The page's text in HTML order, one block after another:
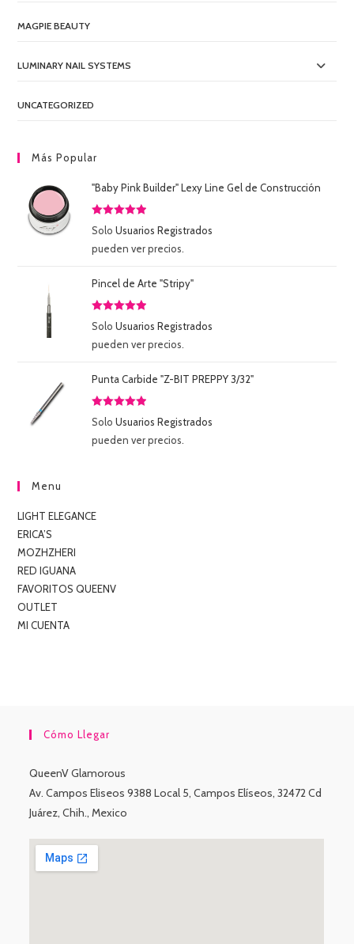
MAGPIE BEAUTY
LUMINARY NAIL SYSTEMS
UNCATEGORIZED
Más Popular
"Baby Pink Builder" Lexy Line Gel de Construcción
Valorado
5
SoloUsuarios Registrados
pueden ver precios.
Pincel de Arte "Stripy"
Valorado
5
SoloUsuarios Registrados
pueden ver precios.
Punta Carbide "Z-BIT PREPPY 3/32"
Valorado
5
SoloUsuarios Registrados
pueden ver precios.
Menu
LIGHT ELEGANCE
ERICA’S
MOZHZHERI
RED IGUANA
FAVORITOS QUEENV
OUTLET
MI CUENTA
Cómo Llegar
QueenV Glamorous
Av. Campos Eliseos 9388 Local 5, Campos Elíseos, 32472 Cd
Juárez, Chih., Mexico